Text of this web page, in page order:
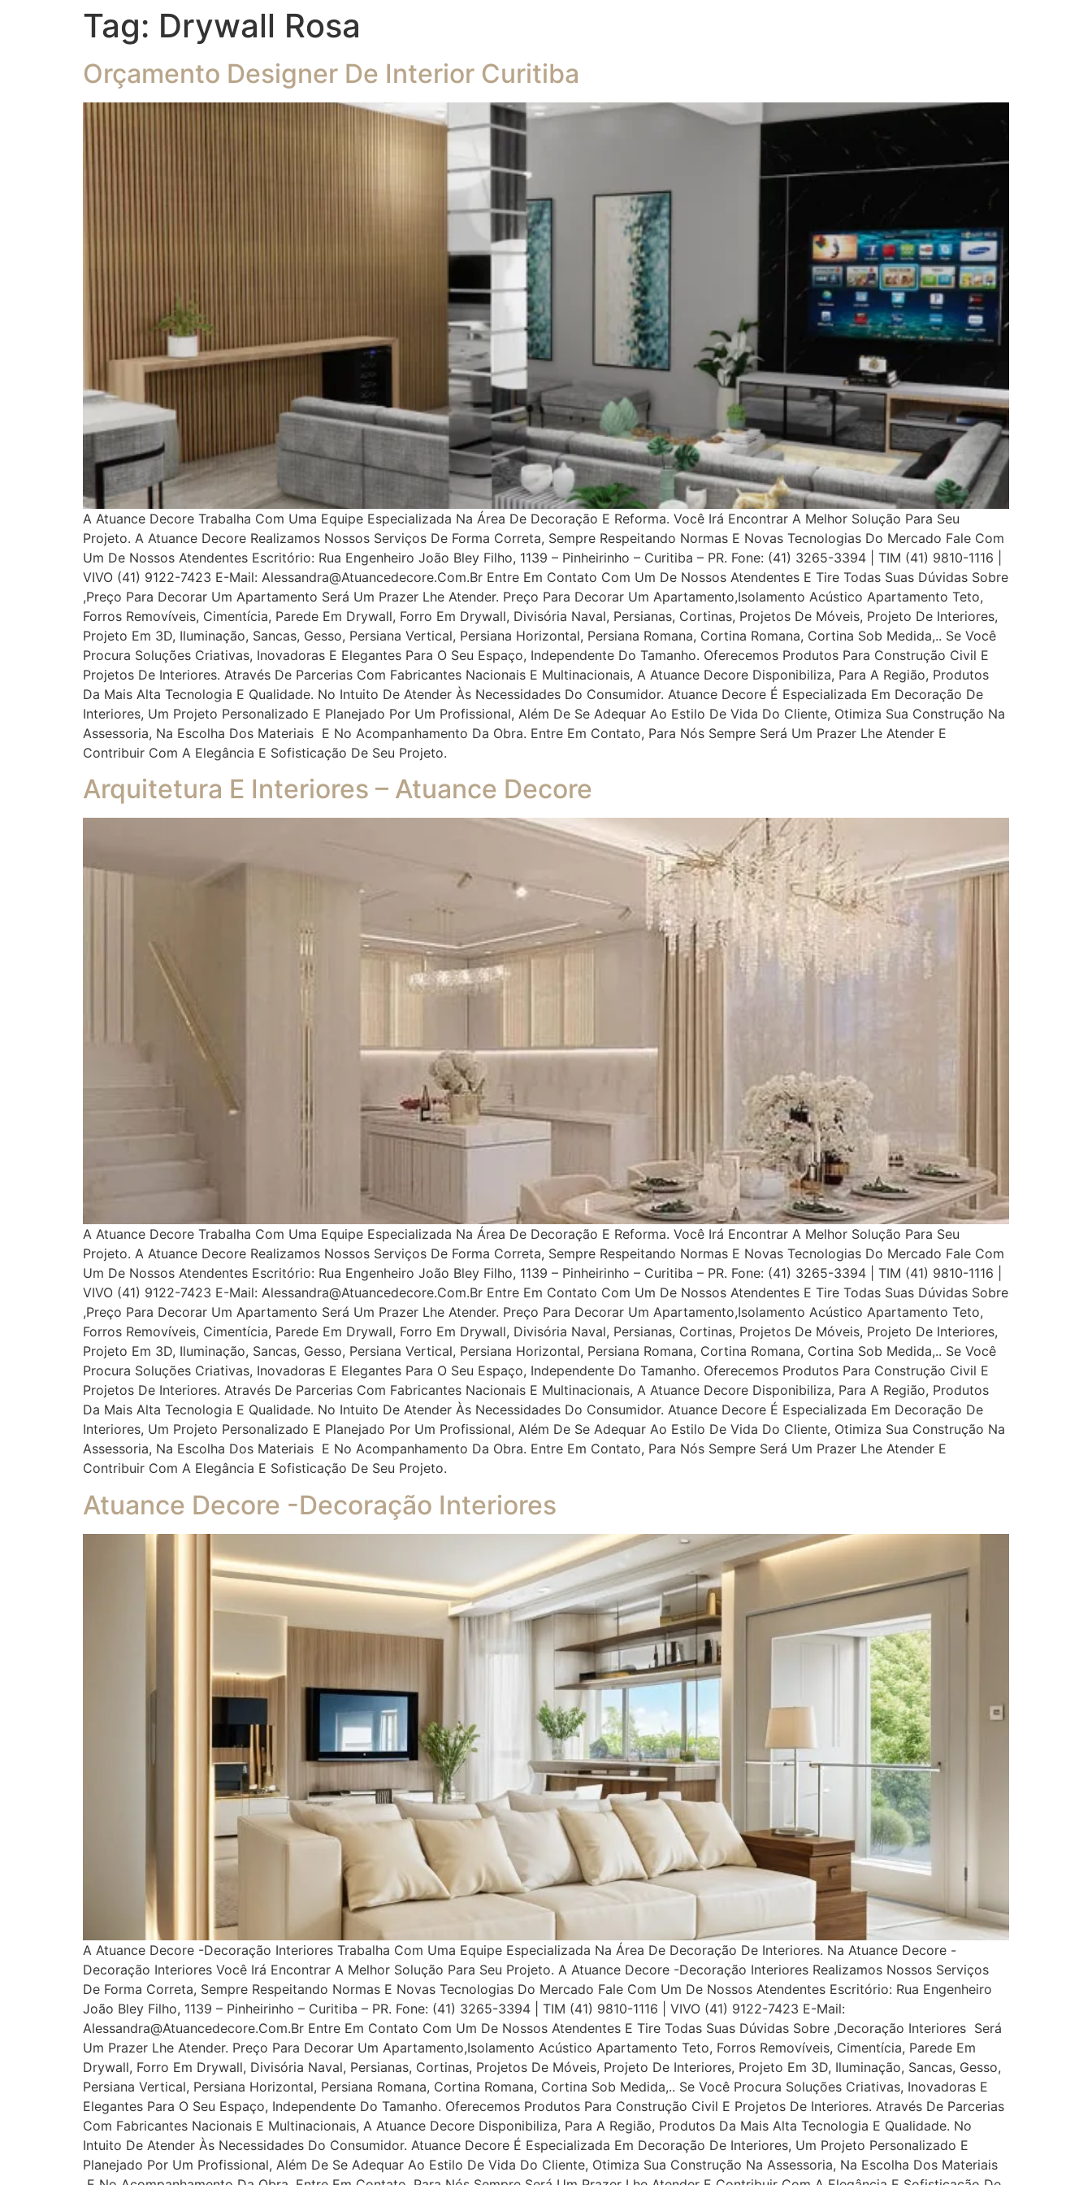
Tag: Drywall Rosa
Orçamento Designer De Interior Curitiba
A Atuance Decore Trabalha Com Uma Equipe Especializada Na Área De Decoração E Reforma. Você Irá Encontrar A Melhor Solução Para Seu
Projeto. A Atuance Decore Realizamos Nossos Serviços De Forma Correta, Sempre Respeitando Normas E Novas Tecnologias Do Mercado Fale Com
Um De Nossos Atendentes Escritório: Rua Engenheiro João Bley Filho, 1139 – Pinheirinho – Curitiba – PR. Fone: (41) 3265-3394 | TIM (41) 9810-1116 |
VIVO (41) 9122-7423 E-Mail: Alessandra@atuancedecore.com.br Entre Em Contato Com Um De Nossos Atendentes E Tire Todas Suas Dúvidas Sobre
,Preço Para Decorar Um Apartamento Será Um Prazer Lhe Atender. Preço Para Decorar Um Apartamento,Isolamento Acústico Apartamento Teto,
Forros Removíveis, Cimentícia, Parede Em Drywall, Forro Em Drywall, Divisória Naval, Persianas, Cortinas, Projetos De Móveis, Projeto De Interiores,
Projeto Em 3D, Iluminação, Sancas, Gesso, Persiana Vertical, Persiana Horizontal, Persiana Romana, Cortina Romana, Cortina Sob Medida,.. Se Você
Procura Soluções Criativas, Inovadoras E Elegantes Para O Seu Espaço, Independente Do Tamanho. Oferecemos Produtos Para Construção Civil E
Projetos De Interiores. Através De Parcerias Com Fabricantes Nacionais E Multinacionais, A Atuance Decore Disponibiliza, Para A Região, Produtos
Da Mais Alta Tecnologia E Qualidade. No Intuito De Atender Às Necessidades Do Consumidor. Atuance Decore É Especializada Em Decoração De
Interiores, Um Projeto Personalizado E Planejado Por Um Profissional, Além De Se Adequar Ao Estilo De Vida Do Cliente, Otimiza Sua Construção Na
Assessoria, Na Escolha Dos Materiais E No Acompanhamento Da Obra. Entre Em Contato, Para Nós Sempre Será Um Prazer Lhe Atender E
Contribuir Com A Elegância E Sofisticação De Seu Projeto.
Arquitetura E Interiores – Atuance Decore
A Atuance Decore Trabalha Com Uma Equipe Especializada Na Área De Decoração E Reforma. Você Irá Encontrar A Melhor Solução Para Seu
Projeto. A Atuance Decore Realizamos Nossos Serviços De Forma Correta, Sempre Respeitando Normas E Novas Tecnologias Do Mercado Fale Com
Um De Nossos Atendentes Escritório: Rua Engenheiro João Bley Filho, 1139 – Pinheirinho – Curitiba – PR. Fone: (41) 3265-3394 | TIM (41) 9810-1116 |
VIVO (41) 9122-7423 E-Mail: Alessandra@atuancedecore.com.br Entre Em Contato Com Um De Nossos Atendentes E Tire Todas Suas Dúvidas Sobre
,Preço Para Decorar Um Apartamento Será Um Prazer Lhe Atender. Preço Para Decorar Um Apartamento,Isolamento Acústico Apartamento Teto,
Forros Removíveis, Cimentícia, Parede Em Drywall, Forro Em Drywall, Divisória Naval, Persianas, Cortinas, Projetos De Móveis, Projeto De Interiores,
Projeto Em 3D, Iluminação, Sancas, Gesso, Persiana Vertical, Persiana Horizontal, Persiana Romana, Cortina Romana, Cortina Sob Medida,.. Se Você
Procura Soluções Criativas, Inovadoras E Elegantes Para O Seu Espaço, Independente Do Tamanho. Oferecemos Produtos Para Construção Civil E
Projetos De Interiores. Através De Parcerias Com Fabricantes Nacionais E Multinacionais, A Atuance Decore Disponibiliza, Para A Região, Produtos
Da Mais Alta Tecnologia E Qualidade. No Intuito De Atender Às Necessidades Do Consumidor. Atuance Decore É Especializada Em Decoração De
Interiores, Um Projeto Personalizado E Planejado Por Um Profissional, Além De Se Adequar Ao Estilo De Vida Do Cliente, Otimiza Sua Construção Na
Assessoria, Na Escolha Dos Materiais E No Acompanhamento Da Obra. Entre Em Contato, Para Nós Sempre Será Um Prazer Lhe Atender E
Contribuir Com A Elegância E Sofisticação De Seu Projeto.
Atuance Decore -Decoração Interiores
A Atuance Decore -Decoração Interiores Trabalha Com Uma Equipe Especializada Na Área De Decoração De Interiores. Na Atuance Decore -
Decoração Interiores Você Irá Encontrar A Melhor Solução Para Seu Projeto. A Atuance Decore -Decoração Interiores Realizamos Nossos Serviços
De Forma Correta, Sempre Respeitando Normas E Novas Tecnologias Do Mercado Fale Com Um De Nossos Atendentes Escritório: Rua Engenheiro
João Bley Filho, 1139 – Pinheirinho – Curitiba – PR. Fone: (41) 3265-3394 | TIM (41) 9810-1116 | VIVO (41) 9122-7423 E-Mail:
Alessandra@atuancedecore.com.br Entre Em Contato Com Um De Nossos Atendentes E Tire Todas Suas Dúvidas Sobre ,Decoração Interiores Será
Um Prazer Lhe Atender. Preço Para Decorar Um Apartamento,Isolamento Acústico Apartamento Teto, Forros Removíveis, Cimentícia, Parede Em
Drywall, Forro Em Drywall, Divisória Naval, Persianas, Cortinas, Projetos De Móveis, Projeto De Interiores, Projeto Em 3D, Iluminação, Sancas, Gesso,
Persiana Vertical, Persiana Horizontal, Persiana Romana, Cortina Romana, Cortina Sob Medida,.. Se Você Procura Soluções Criativas, Inovadoras E
Elegantes Para O Seu Espaço, Independente Do Tamanho. Oferecemos Produtos Para Construção Civil E Projetos De Interiores. Através De Parcerias
Com Fabricantes Nacionais E Multinacionais, A Atuance Decore Disponibiliza, Para A Região, Produtos Da Mais Alta Tecnologia E Qualidade. No
Intuito De Atender Às Necessidades Do Consumidor. Atuance Decore É Especializada Em Decoração De Interiores, Um Projeto Personalizado E
Planejado Por Um Profissional, Além De Se Adequar Ao Estilo De Vida Do Cliente, Otimiza Sua Construção Na Assessoria, Na Escolha Dos Materiais